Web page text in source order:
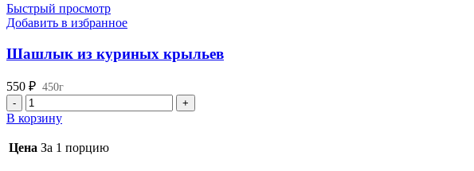
Быстрый просмотр
Добавить в избранное
Шашлык из куриных крыльев
550 ₽ 450г
Количество
товара
Шашлык
из
В корзину
Цена За 1 порцию